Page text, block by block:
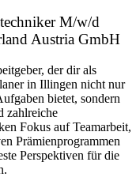
M/w/d
Austria GmbH
der dir als
in Illingen nicht nur
bietet, sondern
zahlreiche
Fokus auf Teamarbeit,
Prämienprogrammen
Perspektiven für die